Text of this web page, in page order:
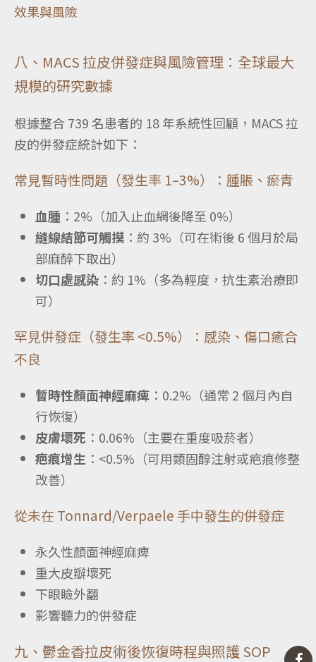
效果與風險
八、MACS 拉皮併發症與風險管理：全球最大
規模的研究數據
根據整合 739 名患者的 18 年系統性回顧，MACS 拉
皮的併發症統計如下：
常見暫時性問題（發生率 1–3%）：腫脹、瘀青
血腫 ：2%（加入止血網後降至 0%）
縫線結節可觸摸 ：約 3%（可在術後 6 個月於局
部麻醉下取出）
切口處感染 ：約 1%（多為輕度，抗生素治療即
可）
罕見併發症（發生率 <0.5%）：感染、傷口癒合
不良
暫時性顏面神經麻痺 ：0.2%（通常 2 個月內自
行恢復）
皮膚壞死 ：0.06%（主要在重度吸菸者）
疤痕增生 ：<0.5%（可用類固醇注射或疤痕修整
改善）
從未在 Tonnard/Verpaele 手中發生的併發症
永久性顏面神經麻痺
重大皮瓣壞死
下眼瞼外翻
影響聽力的併發症
九、鬱金香拉皮術後恢復時程與照護 SOP